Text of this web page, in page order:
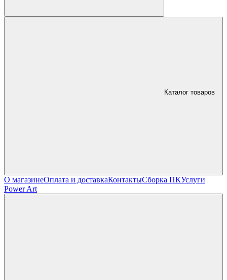
Каталог товаров
О магазинеОплата и доставкаКонтактыСборка ПКУслуги
Power Art